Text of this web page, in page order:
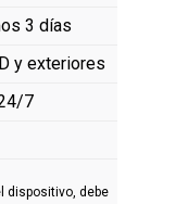
3 días
y exteriores
7
dispositivo, debe